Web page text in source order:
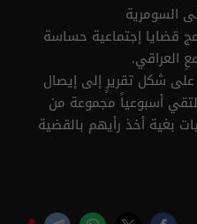
السومرية
قضايا إجتماعية حساسة
العراقي.
شكل تقريرٍ إلى إيصال
أسبوعياً مجموعة من
بغية أخذ رأيهم بالقضية